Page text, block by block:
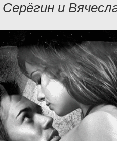
Серёгин и